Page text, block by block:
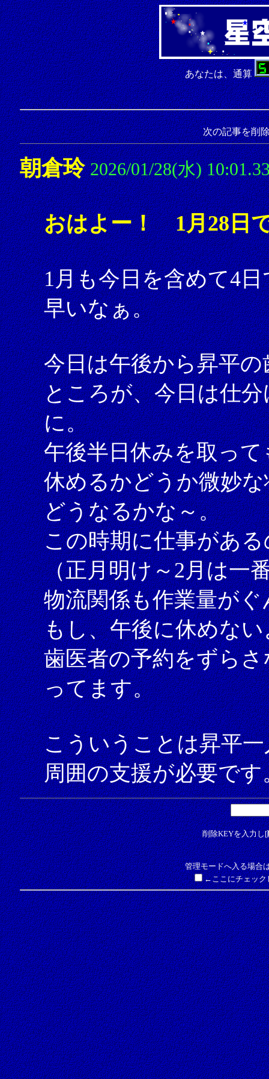
あなたは、通算
次の記事を削
朝倉玲 2026/01/28(水)
おはよー！ 1月28日
1月も今日を含めて4
早いなぁ。
今日は午後から昇平
ところが、今日は仕
に。
午後半日休みを取っ
休めるかどうか微妙
どうなるかな～。
この時期に仕事があ
（正月明け～2月は一
物流関係も作業量が
もし、午後に休めな
歯医者の予約をずら
ってます。
こういうことは昇平
周囲の支援が必要です
削除KEYを入力し[
管理モードへ入る場合
←ここにチェック